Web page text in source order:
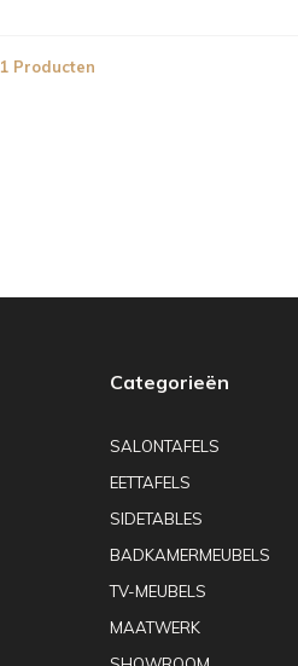
1 Producten
Categorieën
SALONTAFELS
EETTAFELS
SIDETABLES
BADKAMERMEUBELS
TV-MEUBELS
MAATWERK